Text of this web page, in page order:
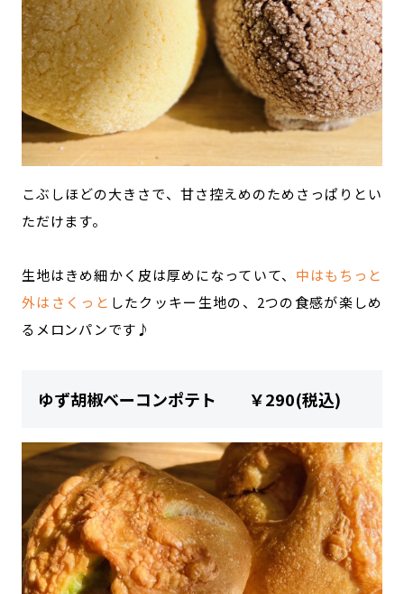
こぶしほどの大きさで、甘さ控えめのためさっぱりとい
ただけます。
生地はきめ細かく皮は厚めになっていて、 中はもちっと
外はさくっと したクッキー生地の、2つの食感が楽しめ
るメロンパンです♪
ゆず胡椒ベーコンポテト ￥290(税込)